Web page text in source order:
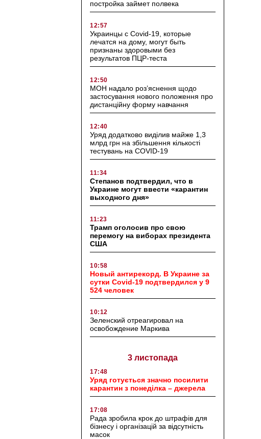
постройка займет полвека
12:57
Украинцы с Covid-19, которые
лечатся на дому, могут быть
признаны здоровыми без
результатов ПЦР-теста
12:50
МОН надало роз’яснення щодо
застосування нового положення про
дистанційну форму навчання
12:40
Уряд додатково виділив майже 1,3
млрд грн на збільшення кількості
тестувань на COVID-19
11:34
Степанов подтвердил, что в
Украине могут ввести «карантин
выходного дня»
11:23
Трамп оголосив про свою
перемогу на виборах президента
США
10:58
Новый антирекорд. В Украине за
сутки Covid-19 подтвердился у 9
524 человек
10:12
Зеленский отреагировал на
освобождение Маркива
3 листопада
17:48
Уряд готується значно посилити
карантин з понеділка – джерела
17:08
Рада зробила крок до штрафів для
бізнесу і організацій за відсутність
масок